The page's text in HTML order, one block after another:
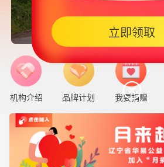
机构介绍 品牌计划 我要捐赠
立即领取